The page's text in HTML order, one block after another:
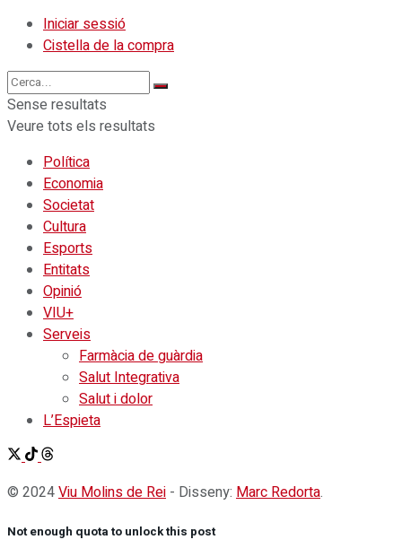
Iniciar sessió
Cistella de la compra
Sense resultats
Veure tots els resultats
Política
Economia
Societat
Cultura
Esports
Entitats
Opinió
VIU+
Serveis
Farmàcia de guàrdia
Salut Integrativa
Salut i dolor
L’Espieta
© 2024Viu Molins de Rei - Disseny: Marc Redorta.
Not enough quota to unlock this post